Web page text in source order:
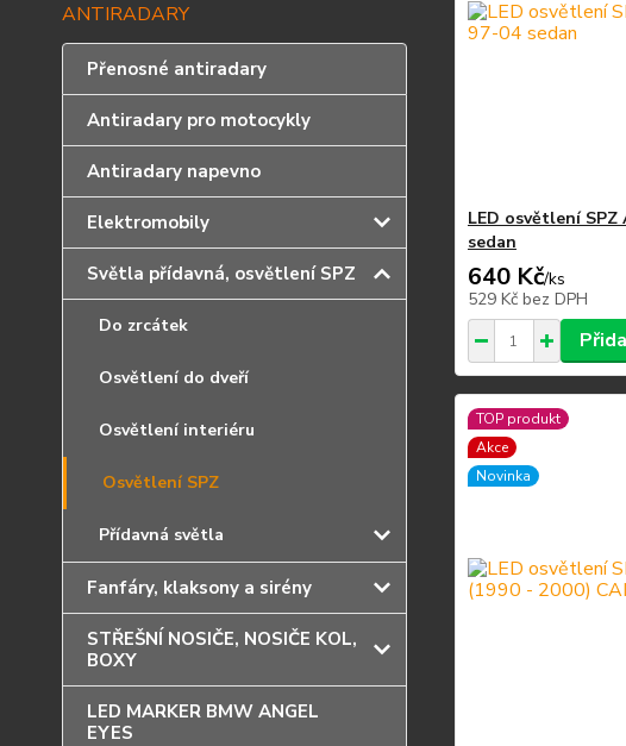
ANTIRADARY
Přenosné antiradary
Antiradary pro motocykly
Antiradary napevno
Elektromobily
Světla přídavná, osvětlení SPZ
Do zrcátek
Osvětlení do dveří
Osvětlení interiéru
Osvětlení SPZ
Přídavná světla
Fanfáry, klaksony a sirény
STŘEŠNÍ NOSIČE, NOSIČE KOL,
BOXY
LED MARKER BMW ANGEL
EYES
LED osvětlení SPZ
sedan
640 Kč/ks
529 Kč bez DPH
TOP produkt
Akce
Novinka